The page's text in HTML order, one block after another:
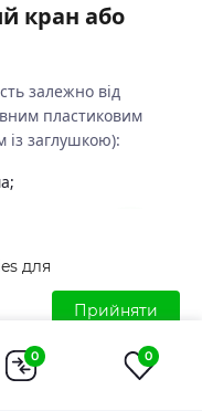
0 0
кран або
залежно від
пластиковим
із заглушкою):
пластикові
для
Прийняти